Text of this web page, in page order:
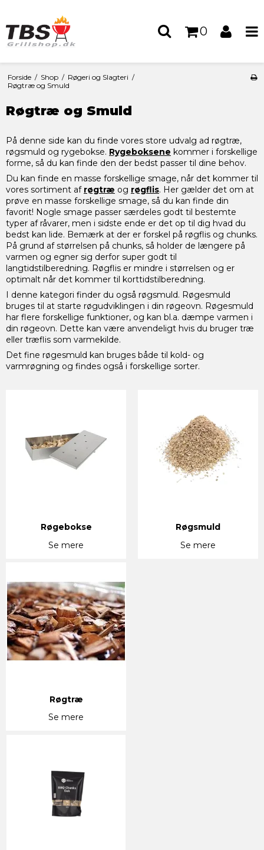
0
Forside / Shop / Røgeri og Slagteri /
Røgtræ og Smuld
Røgtræ og Smuld
På denne side kan du finde vores store udvalg ad røgtræ,
røgsmuld og rygebokse. Rygeboksene kommer i forskellige
forme, så du kan finde den der bedst passer til dine behov.
Du kan finde en masse forskellige smage, når det kommer til
vores sortiment af røgtræ og røgflis. Her gælder det om at
prøve en masse forskellige smage, så du kan finde din
favorit! Nogle smage passer særdeles godt til bestemte
typer af råvarer, men i sidste ende er det op til dig hvad du
bedst kan lide. Bemærk at der er forskel på røgflis og chunks.
På grund af størrelsen på chunks, så holder de længere på
varmen og egner sig derfor super godt til
langtidstilberedning. Røgflis er mindre i størrelsen og er
optimalt når det kommer til korttidstilberedning.
I denne kategori finder du også røgsmuld. Røgesmuld
bruges til at starte røgudviklingen i din røgeovn. Røgesmuld
har flere forskellige funktioner, og kan bl.a. dæmpe varmen i
din røgeovn. Dette kan være anvendeligt hvis du bruger træ
eller træflis som varmekilde.
Det fine røgesmuld kan bruges både til kold- og
varmrøgning og findes også i forskellige sorter.
Røgebokse
Se mere
Røgsmuld
Se mere
Røgtræ
Se mere